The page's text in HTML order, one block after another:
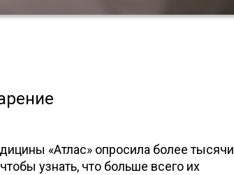
«Атлас» опросила более тысячи
узнать, что больше всего их